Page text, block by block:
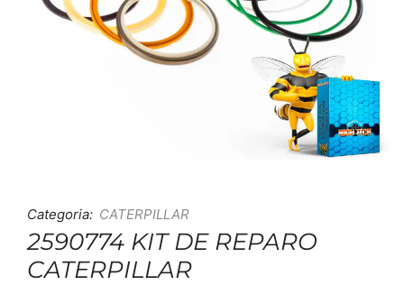
Categoria: CATERPILLAR
2590774 KIT DE REPARO
CATERPILLAR